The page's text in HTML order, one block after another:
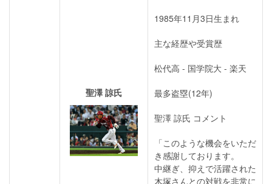
聖澤 諒氏
1985年11月3日生まれ
主な経歴や受賞歴
松代高 - 国学院大 - 楽天
最多盗塁(12年)
聖澤 諒氏 コメント
「このような機会をいただ
き感謝しております。
中継ぎ、抑えで活躍された
木塚さんとの対戦を非常に